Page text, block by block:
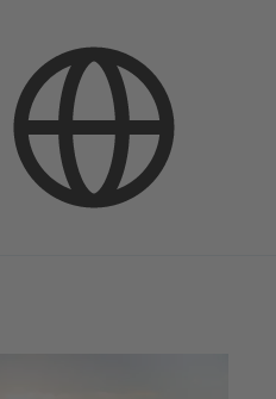
Energías renovables